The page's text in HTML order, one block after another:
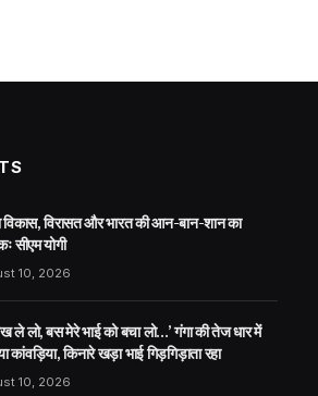
विकास, विरासत और भारत की आन-बान-शान का
सीएम योगी
10, 2026
ले लो, बस मेरे भाई को बचा लो…’ गंगा की तेज धार में
कांवड़िया, किनारे खड़ा भाई गिड़गिड़ाता रहा
10, 2026